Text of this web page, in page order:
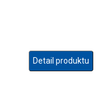
Detail produktu